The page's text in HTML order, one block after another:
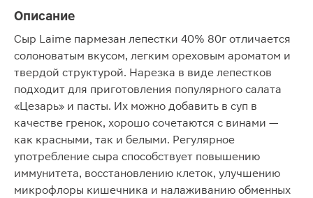
Описание
Сыр Laime пармезан лепестки 40% 80г отличается
солоноватым вкусом, легким ореховым ароматом и
твердой структурой. Нарезка в виде лепестков
подходит для приготовления популярного салата
«Цезарь» и пасты. Их можно добавить в суп в
качестве гренок, хорошо сочетаются с винами —
как красными, так и белыми. Регулярное
употребление сыра способствует повышению
иммунитета, восстановлению клеток, улучшению
микрофлоры кишечника и налаживанию обменных